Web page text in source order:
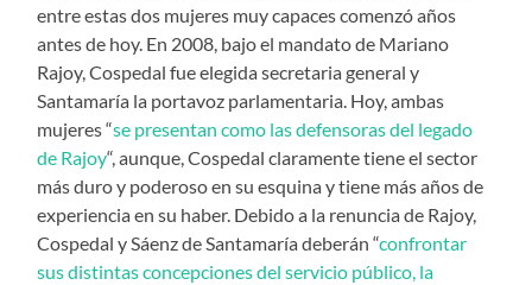
entre estas dos mujeres muy capaces comenzó años
antes de hoy. En 2008, bajo el mandato de Mariano
Rajoy, Cospedal fue elegida secretaria general y
Santamaría la portavoz parlamentaria. Hoy, ambas
mujeres “se presentan como las defensoras del legado
de Rajoy“, aunque, Cospedal claramente tiene el sector
más duro y poderoso en su esquina y tiene más años de
experiencia en su haber. Debido a la renuncia de Rajoy,
Cospedal y Sáenz de Santamaría deberán “confrontar
sus distintas concepciones del servicio público, la